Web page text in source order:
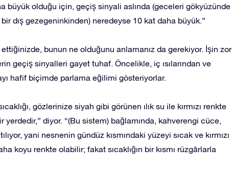
büyük olduğu için, geçiş sinyali aslında (geceleri gökyüzünde
dış gezegeninkinden) neredeyse 10 kat daha büyük.”
bunun ne olduğunu anlamanız da gerekiyor. İşin zor
geçiş sinyalleri gayet tuhaf. Öncelikle, iç ısılarından ve
hafif biçimde parlama eğilimi gösteriyorlar.
gözlerinize siyah gibi görünen ılık su ile kırmızı renkte
diyor. “(Bu sistem) bağlamında, kahverengi cüce,
yani nesnenin gündüz kısmındaki yüzeyi sıcak ve kırmızı
koyu renkte olabilir; fakat sıcaklığın bir kısmı rüzgârlarla